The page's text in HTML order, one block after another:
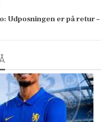
Udposningen er på retur